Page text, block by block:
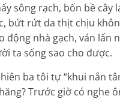
sông rạch, bốn bề
bứt rứt da thịt chịu
động nhà gạch, ván lấn
ta sống sao cho được.
ba tôi tự “khui nắn
Trước giờ có nghe